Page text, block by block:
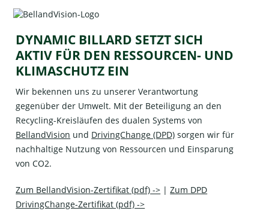
DYNAMIC BILLARD SETZT SICH
AKTIV FÜR DEN RESSOURCEN- UND
KLIMASCHUTZ EIN
Wir bekennen uns zu unserer Verantwortung
gegenüber der Umwelt. Mit der Beteiligung an den
Recycling-Kreisläufen des dualen Systems von
BellandVision und DrivingChange (DPD) sorgen wir für
nachhaltige Nutzung von Ressourcen und Einsparung
von CO2.
Zum BellandVision-Zertifikat (pdf) -> |Zum DPD
DrivingChange-Zertifikat (pdf) ->